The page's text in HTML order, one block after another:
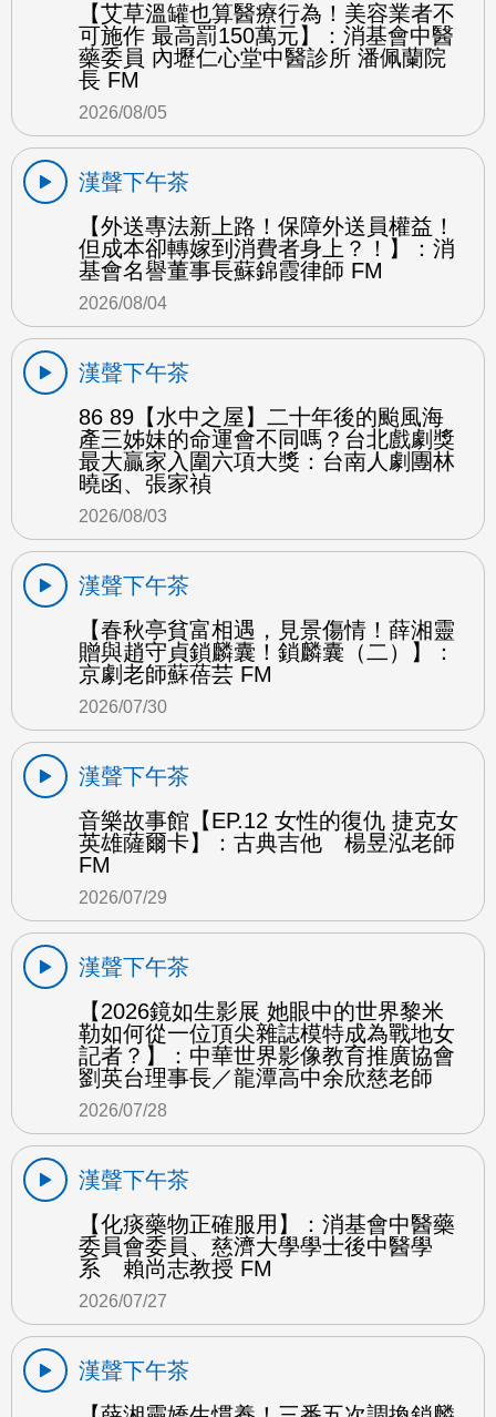
【艾草溫罐也算醫療行為！美容業者不
可施作 最高罰150萬元】：消基會中醫
藥委員 內壢仁心堂中醫診所 潘佩蘭院
長 FM
2026/08/05
漢聲下午茶
【外送專法新上路！保障外送員權益！
但成本卻轉嫁到消費者身上？！】：消
基會名譽董事長蘇錦霞律師 FM
2026/08/04
漢聲下午茶
86 89【水中之屋】二十年後的颱風海
產三姊妹的命運會不同嗎？台北戲劇獎
最大贏家入圍六項大獎：台南人劇團林
曉函、張家禎
2026/08/03
漢聲下午茶
【春秋亭貧富相遇，見景傷情！薛湘靈
贈與趙守貞鎖麟囊！鎖麟囊（二）】：
京劇老師蘇蓓芸 FM
2026/07/30
漢聲下午茶
音樂故事館【EP.12 女性的復仇 捷克女
英雄薩爾卡】：古典吉他 楊昱泓老師
FM
2026/07/29
漢聲下午茶
【2026鏡如生影展 她眼中的世界黎米
勒如何從一位頂尖雜誌模特成為戰地女
記者？】：中華世界影像教育推廣協會
劉英台理事長／龍潭高中余欣慈老師
2026/07/28
漢聲下午茶
【化痰藥物正確服用】：消基會中醫藥
委員會委員、慈濟大學學士後中醫學
系 賴尚志教授 FM
2026/07/27
漢聲下午茶